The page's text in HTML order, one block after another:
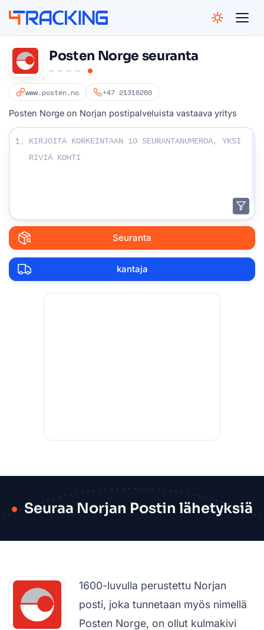
Posten Norge seuranta
www.posten.no +47 21316260
Posten Norge on Norjan postipalveluista vastaava yritys
Kirjoita seurannumerosi:
1.
Seuranta
kantaja
Seuraa Norjan Postin lähetyksiä
1600-luvulla perustettu Norjan
posti, joka tunnetaan myös nimellä
Posten Norge, on ollut kulmakivi